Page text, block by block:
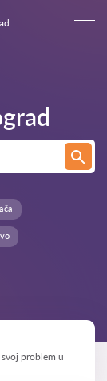
problem u